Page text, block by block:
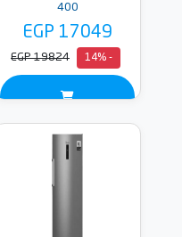
400
EGP 17049
- 14%
EGP 19824